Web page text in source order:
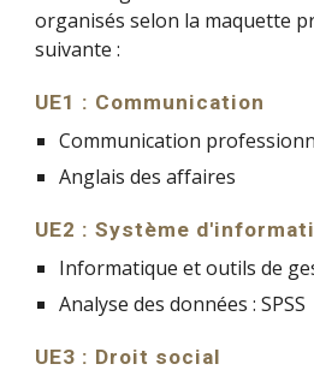
organisés selon la maquette
suivante :
UE1 : Communication
Communication
Anglais des affaires
UE2 : Système
Informatique et outils de
Analyse des données : SPSS
UE3 : Droit social